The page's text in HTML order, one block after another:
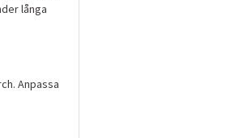
långa
Anpassa